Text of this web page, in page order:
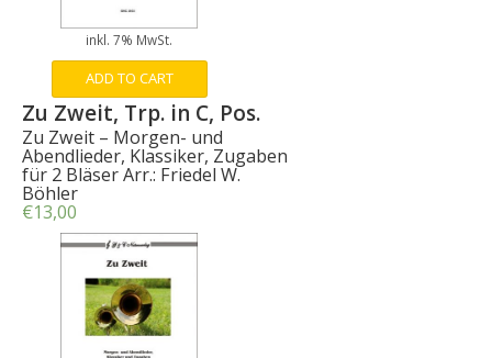
inkl. 7% MwSt.
ADD TO CART
Zu Zweit, Trp. in C, Pos.
Zu Zweit – Morgen- und
Abendlieder, Klassiker, Zugaben
für 2 Bläser Arr.: Friedel W.
Böhler
€13,00